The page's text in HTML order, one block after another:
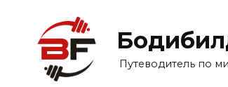
содержанию
Путеводитель по